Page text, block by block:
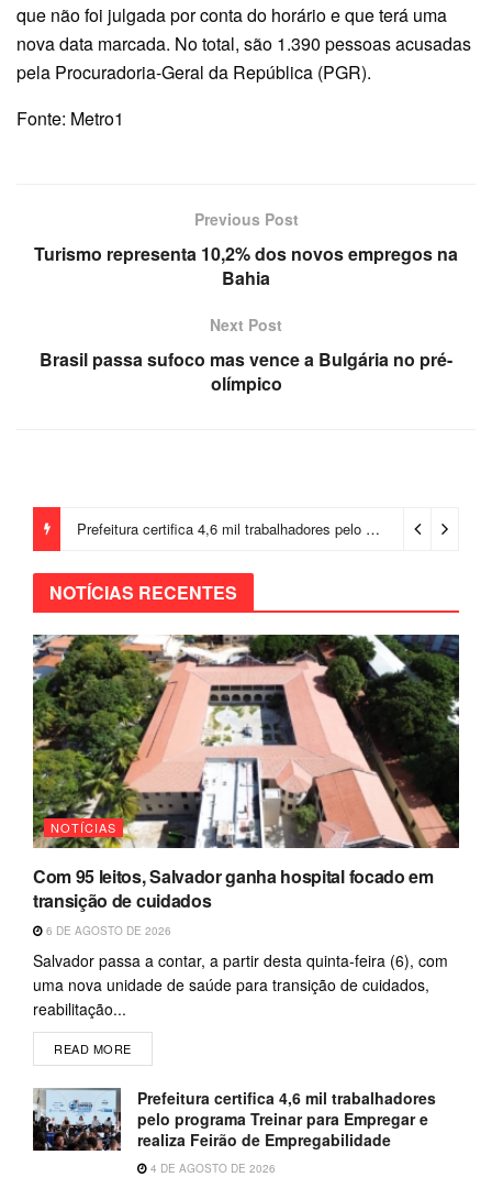
que não foi julgada por conta do horário e que terá uma
nova data marcada. No total, são 1.390 pessoas acusadas
pela Procuradoria-Geral da República (PGR).
Fonte: Metro1
Previous Post
Turismo representa 10,2% dos novos empregos na
Bahia
Next Post
Brasil passa sufoco mas vence a Bulgária no pré-
olímpico
Prefeitura certifica 4,6 mil trabalhadores pelo programa Treinar para Empregar e realiza Feirão de Empregabilidade
NOTÍCIAS RECENTES
NOTÍCIAS
Com 95 leitos, Salvador ganha hospital focado em
transição de cuidados
6 DE AGOSTO DE 2026
Salvador passa a contar, a partir desta quinta-feira (6), com
uma nova unidade de saúde para transição de cuidados,
reabilitação...
READ MORE
Prefeitura certifica 4,6 mil trabalhadores
pelo programa Treinar para Empregar e
realiza Feirão de Empregabilidade
4 DE AGOSTO DE 2026